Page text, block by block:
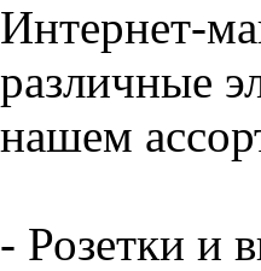
Интернет-
различные
нашем
- Розетки и